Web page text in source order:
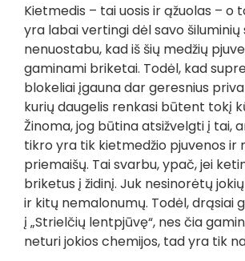
Kietmedis – tai uosis ir ąžuolas – o
yra labai vertingi dėl savo šiluminių
nenuostabu, kad iš šių medžių
gaminami briketai. Todėl, kad
blokeliai įgauna dar geresnius
kurių daugelis renkasi būtent tokį
Žinoma, jog būtina atsižvelgti į tai,
tikro yra tik kietmedžio pjuvenos ir
priemaišų. Tai svarbu, ypač, jei
briketus į židinį. Juk nesinorėtų
ir kitų nemalonumų. Todėl, drąsiai
į „Strielčių lentpjūvę“, nes čia
neturi jokios chemijos, tad yra tik